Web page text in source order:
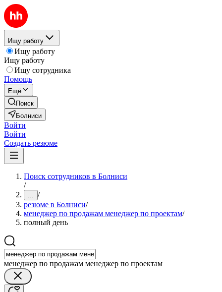
Ищу работу
Ищу работу
Ищу работу
Ищу сотрудника
Помощь
Ещё
Поиск
Болниси
Войти
Войти
Создать резюме
Поиск сотрудников в Болниси
/
... /
резюме в Болниси/
менеджер по продажам менеджер по проектам/
полный день
менеджер по продажам менеджер по проектам